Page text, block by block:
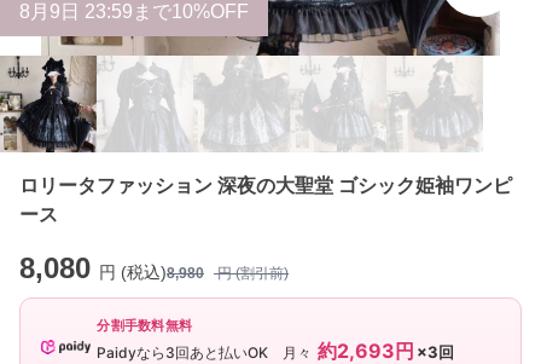
8 月 9 日 23:59まで10%OFF
ロリータファッション 深夜の大聖堂 ゴシック姫袖ワンピ
ース
8,080 円 (税込)8,980 円 (割引前)
分割手数料無料
Paidyなら3回あと払いOK 月々 約2,693円 ×3回